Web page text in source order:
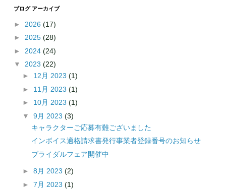
ブログ アーカイブ
► 2026 (17)
► 2025 (28)
► 2024 (24)
▼ 2023 (22)
► 12月 2023 (1)
► 11月 2023 (1)
► 10月 2023 (1)
▼ 9月 2023 (3)
キャラクターご応募有難ございました
インボイス適格請求書発行事業者登録番号のお知らせ
ブライダルフェア開催中
► 8月 2023 (2)
► 7月 2023 (1)